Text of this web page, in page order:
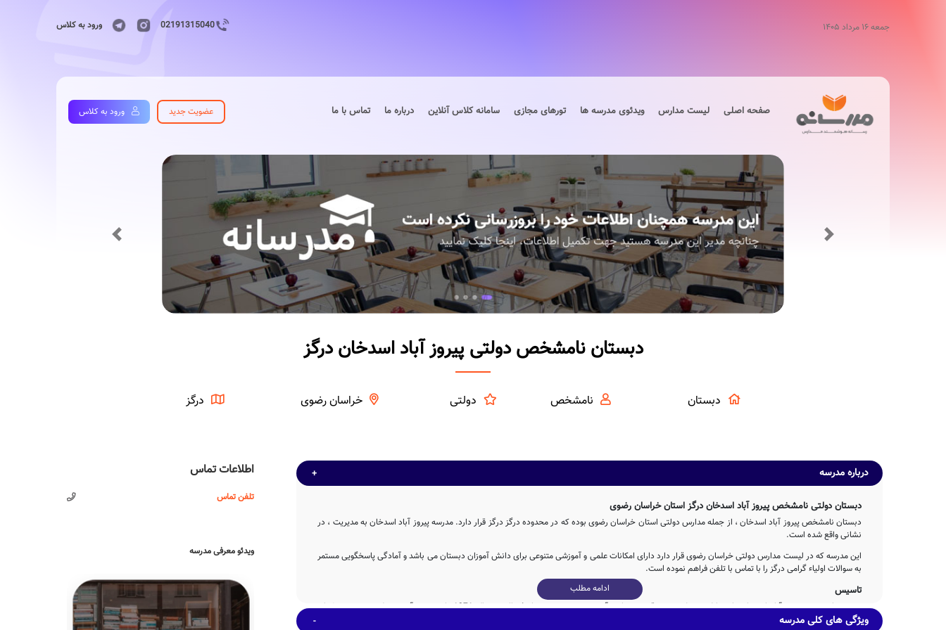
جمعه ۱۶ مرداد ۱۴۰۵ 02191315040 ورود به کلاس
صفحه اصلی لیست مدارس ویدئوی مدرسه ها تورهای مجازی سامانه کلاس آنلاین درباره ما تماس با ما عضویت جدید ورود به کلاس
Previous Next
دبستان نامشخص دولتی پیروز آباد اسدخان درگز
دبستان نامشخص دولتی خراسان رضوی درگز
اطلاعات تماس
تلفن تماس
ویدئو معرفی مدرسه
درباره مدرسه
دبستان دولتی نامشخص پیروز آباد اسدخان درگز استان خراسان رضوی
دبستان نامشخص پیروز آباد اسدخان ، از جمله مدارس دولتی استان خراسان رضوی بوده که در محدوده درگز درگز قرار دارد. مدرسه پیروز آباد اسدخان به مدیریت ، در
نشانی واقع شده است.
این مدرسه که در لیست مدارس دولتی خراسان رضوی قرار دارد دارای امکانات علمی و آموزشی متنوعی برای دانش آموزان دبستان می باشد و آمادگی پاسخگویی مستمر
به سوالات اولیاء گرامی درگز را با تماس با تلفن فراهم نموده است.
تاسیس
مدرسه نامشخص پیروز آباد اسدخان با مشارکت و تلاش بی وقفه ی وزارت آموزش و پرورش پس از 4ساله در سال 1371 وارد چرخه آموزشی کشور شده و پذیرای
فرزندان ایران زمین بوده است.
ادامه مطلب
ویژگی های کلی مدرسه